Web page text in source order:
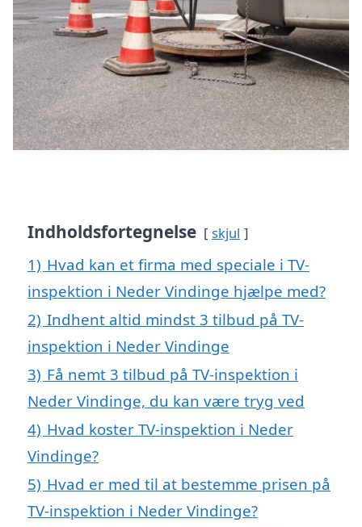
Indholdsfortegnelse skjul
1) Hvad kan et firma med speciale i TV-
inspektion i Neder Vindinge hjælpe med?
2) Indhent altid mindst 3 tilbud på TV-
inspektion i Neder Vindinge
3) Få nemt 3 tilbud på TV-inspektion i
Neder Vindinge, du kan være tryg ved
4) Hvad koster TV-inspektion i Neder
Vindinge?
5) Hvad er med til at bestemme prisen på
TV-inspektion i Neder Vindinge?